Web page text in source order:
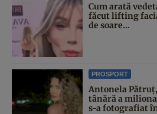
Cum arată
făcut lifting
de soare...
PROSPORT
Antonela
tânără a
s-a fotografiat